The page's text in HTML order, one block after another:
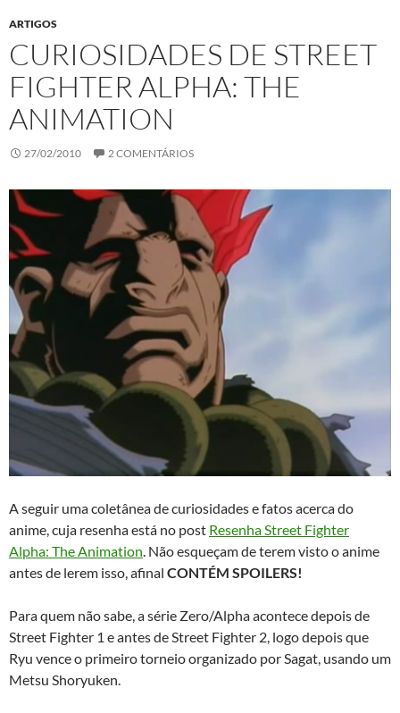
ARTIGOS
CURIOSIDADES DE STREET
FIGHTER ALPHA: THE
ANIMATION
27/02/2010 2 COMENTÁRIOS
A seguir uma coletânea de curiosidades e fatos acerca do
anime, cuja resenha está no post Resenha Street Fighter
Alpha: The Animation. Não esqueçam de terem visto o anime
antes de lerem isso, afinal CONTÉM SPOILERS!
Para quem não sabe, a série Zero/Alpha acontece depois de
Street Fighter 1 e antes de Street Fighter 2, logo depois que
Ryu vence o primeiro torneio organizado por Sagat, usando um
Metsu Shoryuken.